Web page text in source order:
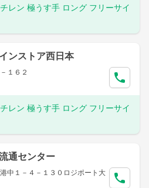
レン 極うす手 ロング フリーサイ
ンストア西日本
１６２
レン 極うす手 ロング フリーサイ
通センター
中１－４－１３０ロジポート大